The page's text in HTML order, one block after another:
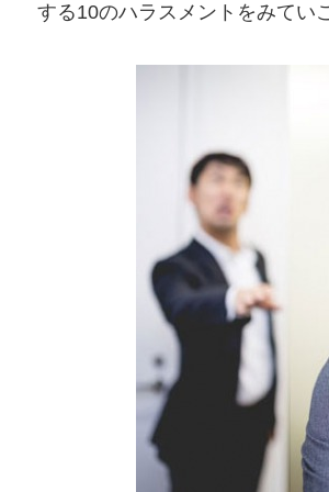
する10のハラスメントをみてい